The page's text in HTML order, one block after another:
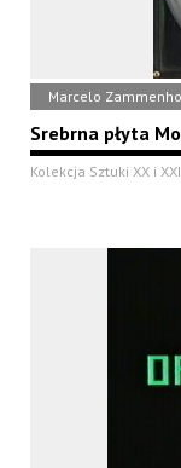
Marcelo
Srebrna płyta
Kolekcja Sztuki XX i